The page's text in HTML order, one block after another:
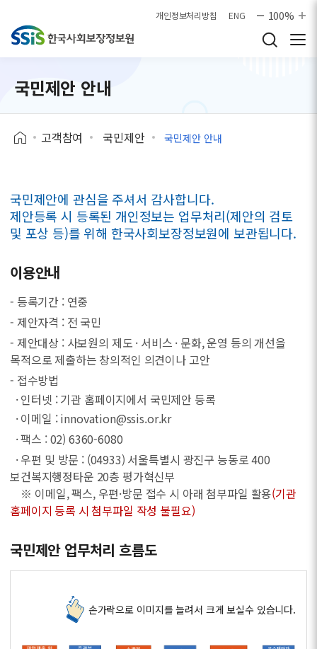
개인정보처리방침 ENG 100%
국민제안 안내
고객참여 국민제안 국민제안 안내
국민제안에 관심을 주셔서 감사합니다.
제안등록 시 등록된 개인정보는 업무처리(제안의 검토
및 포상 등)를 위해 한국사회보장정보원에 보관됩니다.
이용안내
- 등록기간 : 연중
- 제안자격 : 전 국민
- 제안대상 : 사보원의 제도 · 서비스 · 문화, 운영 등의 개선을
목적으로 제출하는 창의적인 의견이나 고안
- 접수방법
· 인터넷 : 기관 홈페이지에서 국민제안 등록
· 이메일 : innovation@ssis.or.kr
· 팩스 : 02) 6360-6080
· 우편 및 방문 : (04933) 서울특별시 광진구 능동로 400
보건복지행정타운 20층 평가혁신부
※ 이메일, 팩스, 우편·방문 접수 시 아래 첨부파일 활용(기관
홈페이지 등록 시 첨부파일 작성 불필요)
국민제안 업무처리 흐름도
손가락으로 이미지를 늘려서 크게 보실수 있습니다.